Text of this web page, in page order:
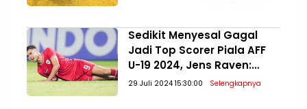
Sedikit Menyesal Gagal
Jadi Top Scorer Piala AFF
U-19 2024, Jens Raven:
Paling Penting Juara!
29 Juli 2024 15:30:00 Selengkapnya